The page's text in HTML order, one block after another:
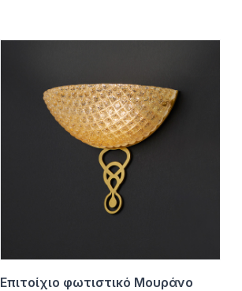
Επιτοίχιο φωτιστικό Μουράνο